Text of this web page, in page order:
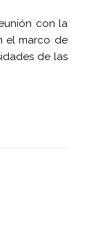
con la
el marco de
de las